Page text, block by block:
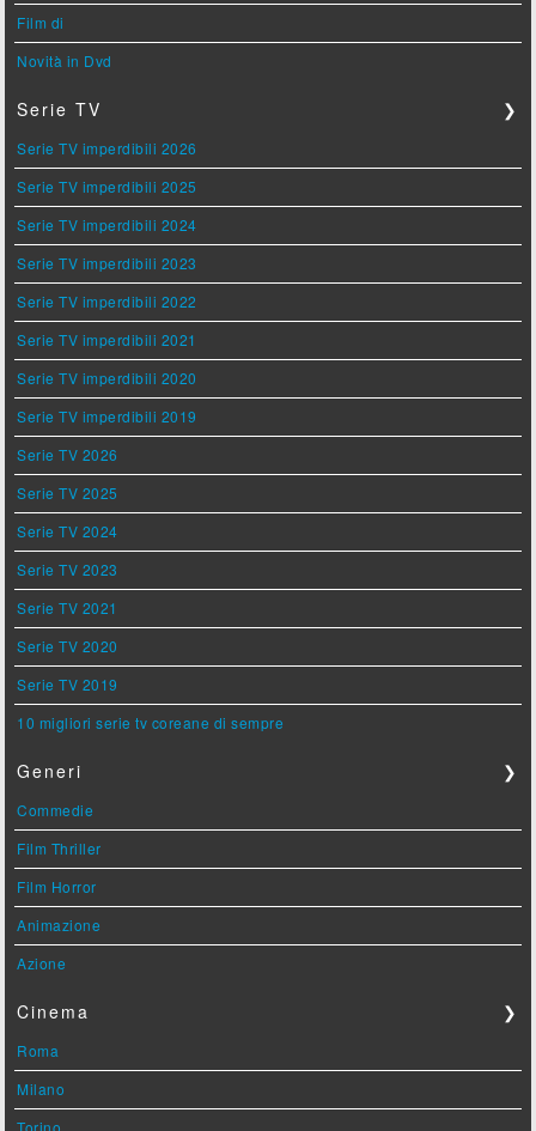
Film di
Novità in Dvd
Serie TV ❯
Serie TV imperdibili 2026
Serie TV imperdibili 2025
Serie TV imperdibili 2024
Serie TV imperdibili 2023
Serie TV imperdibili 2022
Serie TV imperdibili 2021
Serie TV imperdibili 2020
Serie TV imperdibili 2019
Serie TV 2026
Serie TV 2025
Serie TV 2024
Serie TV 2023
Serie TV 2021
Serie TV 2020
Serie TV 2019
10 migliori serie tv coreane di sempre
Generi ❯
Commedie
Film Thriller
Film Horror
Animazione
Azione
Cinema ❯
Roma
Milano